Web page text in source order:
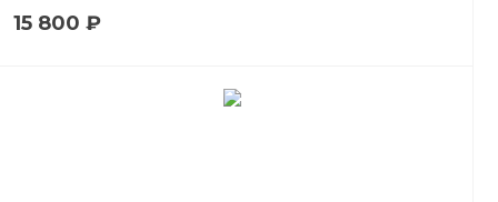
15 800 ₽